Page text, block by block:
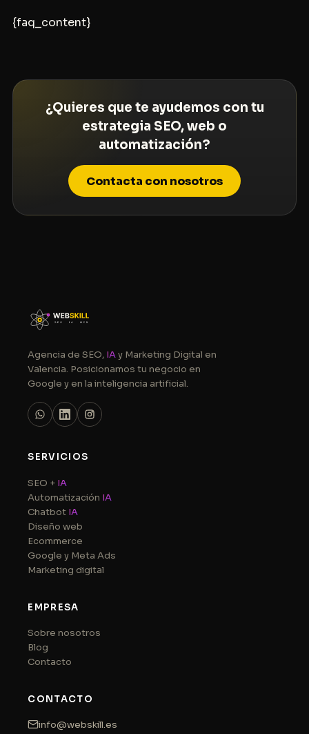
{faq_content}
¿Quieres que te ayudemos con tu
estrategia SEO, web o
automatización?
Contacta con nosotros
Agencia de SEO, IAy Marketing Digital en
Valencia. Posicionamos tu negocio en
Google y en la inteligencia artificial.
SERVICIOS
SEO + IA
Automatización IA
Chatbot IA
Diseño web
Ecommerce
Google y Meta Ads
Marketing digital
EMPRESA
Sobre nosotros
Blog
Contacto
CONTACTO
info@webskill.es